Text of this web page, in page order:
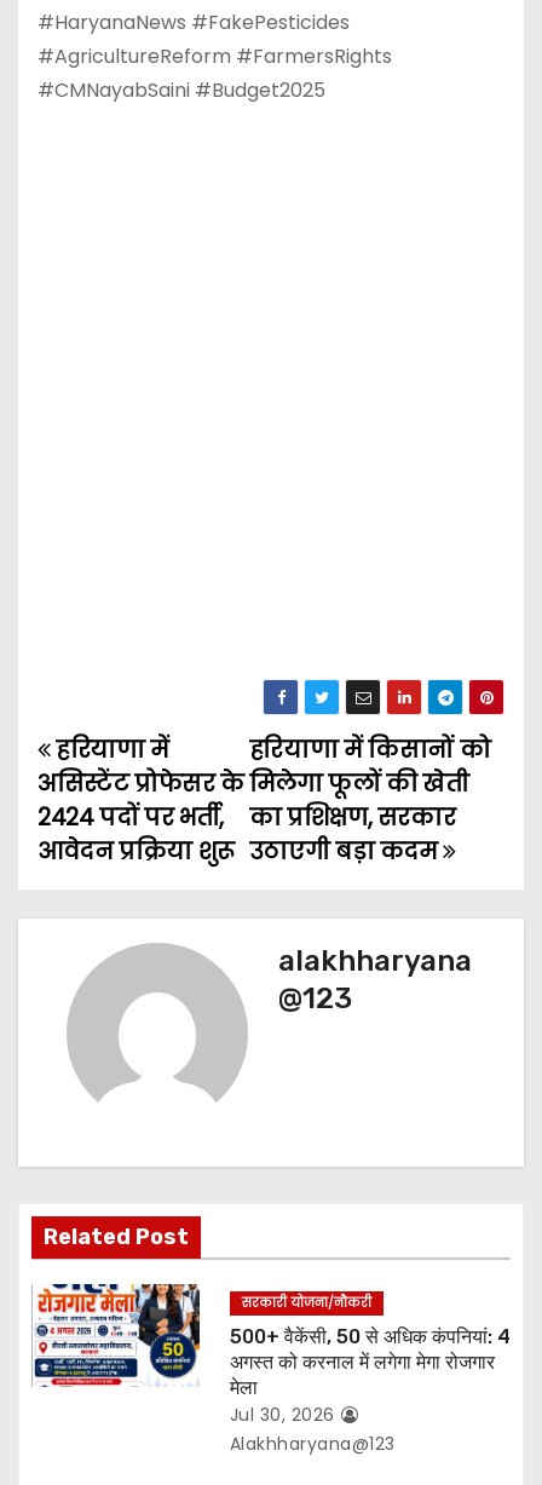
#HaryanaNews #FakePesticides
#AgricultureReform #FarmersRights
#CMNayabSaini #Budget2025
P
o
s
t
g
a
t
i
o
हरियाणा में किसानों को
मिलेगा फूलों की खेती
का प्रशिक्षण, सरकार
उठाएगी बड़ा कदम
हरियाणा में
असिस्टेंट प्रोफेसर के
2424 पदों पर भर्ती,
आवेदन प्रक्रिया शुरू
alakhharyana
@123
Related Post
सरकारी योजना/नौकरी
500+ वैकेंसी, 50 से अधिक कंपनियां: 4
अगस्त को करनाल में लगेगा मेगा रोजगार
मेला
Jul 30, 2026
Alakhharyana@123